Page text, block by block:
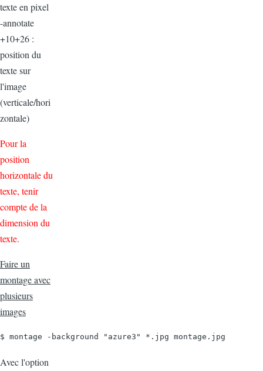
texte en pixel
-annotate
+10+26 :
position du
texte sur
l'image
(verticale/hori
zontale)
Pour la
position
horizontale du
texte, tenir
compte de la
dimension du
texte.
Faire un
montage avec
plusieurs
images
$ montage -background "azure3" *.jpg montage.jpg
Avec l'option